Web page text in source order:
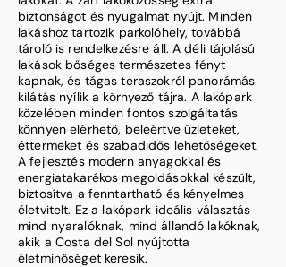
biztonságot és nyugalmat nyújt. Minden
lakáshoz tartozik parkolóhely, továbbá
tároló is rendelkezésre áll. A déli tájolású
lakások bőséges természetes fényt
kapnak, és tágas teraszokról panorámás
kilátás nyílik a környező tájra. A lakópark
közelében minden fontos szolgáltatás
könnyen elérhető, beleértve üzleteket,
éttermeket és szabadidős lehetőségeket.
A fejlesztés modern anyagokkal és
energiatakarékos megoldásokkal készült,
biztosítva a fenntartható és kényelmes
életvitelt. Ez a lakópark ideális választás
mind nyaralóknak, mind állandó lakóknak,
akik a Costa del Sol nyújtotta
életminőséget keresik.